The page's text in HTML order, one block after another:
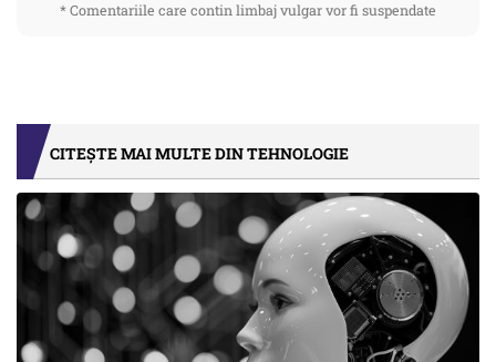
* Comentariile care contin limbaj vulgar vor fi suspendate
CITEȘTE MAI MULTE DIN TEHNOLOGIE